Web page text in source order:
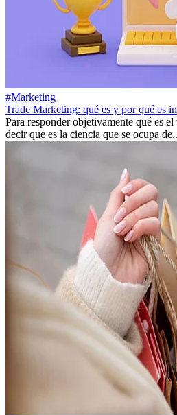
#Marketing
Trade Marketing: qué es y por qué es
Para responder objetivamente qué es
decir que es la ciencia que se ocupa